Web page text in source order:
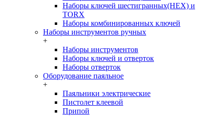
Наборы ключей шестигранных(HEX) и
TORX
Наборы комбинированных ключей
Наборы инструментов ручных
+
Наборы инструментов
Наборы ключей и отверток
Наборы отверток
Оборудование паяльное
+
Паяльники электрические
Пистолет клеевой
Припой